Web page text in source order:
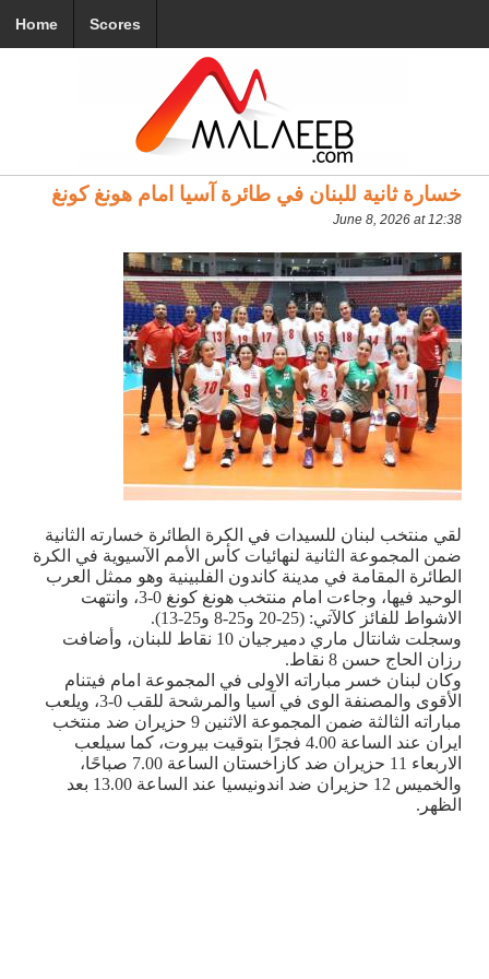
Home Scores
خسارة ثانية للبنان في طائرة آسيا امام هونغ كونغ
June 8, 2026 at 12:38
لقي منتخب لبنان للسيدات في الكرة الطائرة خسارته الثانية
ضمن المجموعة الثانية لنهائيات كأس الأمم الآسيوية في الكرة
الطائرة المقامة في مدينة كاندون الفلبينية وهو ممثل العرب
الوحيد فيها، وجاءت امام منتخب هونغ كونغ 0-3، وانتهت
الاشواط للفائز كالآتي: (25-20 و25-8 و25-13).
وسجلت شانتال ماري دميرجيان 10 نقاط للبنان، وأضافت
رزان الحاج حسن 8 نقاط.
وكان لبنان خسر مباراته الاولى في المجموعة امام فيتنام
الأقوى والمصنفة الوى في آسيا والمرشحة للقب 0-3، ويلعب
مباراته الثالثة ضمن المجموعة الاثنين 9 حزيران ضد منتخب
ايران عند الساعة 4.00 فجرًا بتوقيت بيروت، كما سيلعب
الاربعاء 11 حزيران ضد كازاخستان الساعة 7.00 صباحًا،
والخميس 12 حزيران ضد اندونيسيا عند الساعة 13.00 بعد
الظهر .